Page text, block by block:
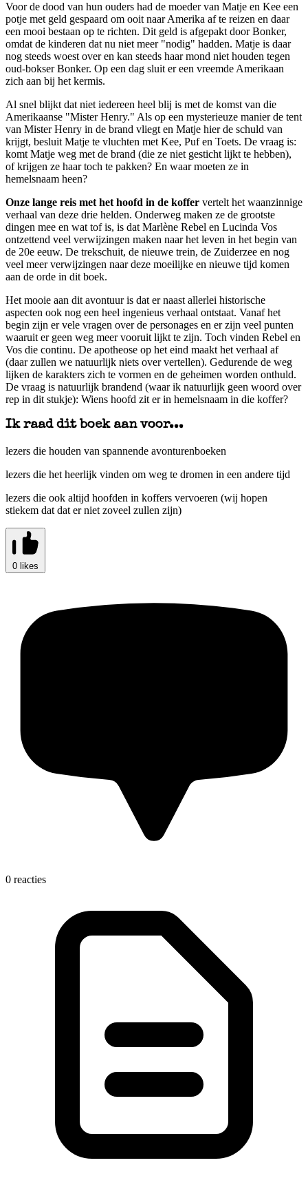
Voor de dood van hun ouders had de moeder van Matje en Kee een
potje met geld gespaard om ooit naar Amerika af te reizen en daar
een mooi bestaan op te richten. Dit geld is afgepakt door Bonker,
omdat de kinderen dat nu niet meer "nodig" hadden. Matje is daar
nog steeds woest over en kan steeds haar mond niet houden tegen
oud-bokser Bonker. Op een dag sluit er een vreemde Amerikaan
zich aan bij het kermis.
Al snel blijkt dat niet iedereen heel blij is met de komst van die
Amerikaanse "Mister Henry." Als op een mysterieuze manier de tent
van Mister Henry in de brand vliegt en Matje hier de schuld van
krijgt, besluit Matje te vluchten met Kee, Puf en Toets. De vraag is:
komt Matje weg met de brand (die ze niet gesticht lijkt te hebben),
of krijgen ze haar toch te pakken? En waar moeten ze in
hemelsnaam heen?
Onze lange reis met het hoofd in de koffer vertelt het waanzinnige
verhaal van deze drie helden. Onderweg maken ze de grootste
dingen mee en wat tof is, is dat Marlène Rebel en Lucinda Vos
ontzettend veel verwijzingen maken naar het leven in het begin van
de 20e eeuw. De trekschuit, de nieuwe trein, de Zuiderzee en nog
veel meer verwijzingen naar deze moeilijke en nieuwe tijd komen
aan de orde in dit boek.
Het mooie aan dit avontuur is dat er naast allerlei historische
aspecten ook nog een heel ingenieus verhaal ontstaat. Vanaf het
begin zijn er vele vragen over de personages en er zijn veel punten
waaruit er geen weg meer vooruit lijkt te zijn. Toch vinden Rebel en
Vos die continu. De apotheose op het eind maakt het verhaal af
(daar zullen we natuurlijk niets over vertellen). Gedurende de weg
lijken de karakters zich te vormen en de geheimen worden onthuld.
De vraag is natuurlijk brandend (waar ik natuurlijk geen woord over
rep in dit stukje): Wiens hoofd zit er in hemelsnaam in die koffer?
Ik raad dit boek aan voor...
lezers die houden van spannende avonturenboeken
lezers die het heerlijk vinden om weg te dromen in een andere tijd
lezers die ook altijd hoofden in koffers vervoeren (wij hopen
stiekem dat dat er niet zoveel zullen zijn)
0 likes
0 reacties